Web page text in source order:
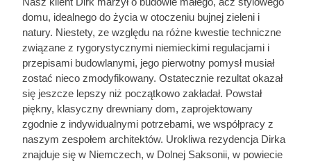
domu, idealnego do życia w otoczeniu bujnej zieleni i
natury. Niestety, ze względu na różne kwestie techniczne
związane z rygorystycznymi niemieckimi regulacjami i
przepisami budowlanymi, jego pierwotny pomysł musiał
zostać nieco zmodyfikowany. Ostatecznie rezultat okazał
się jeszcze lepszy niż początkowo zakładał. Powstał
piękny, klasyczny drewniany dom, zaprojektowany
zgodnie z indywidualnymi potrzebami, we współpracy z
naszym zespołem architektów. Urokliwa rezydencja Dirka
znajduje się w Niemczech, w Dolnej Saksonii, w powiecie